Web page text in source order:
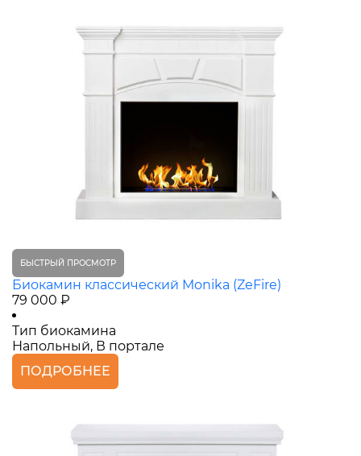
БЫСТРЫЙ ПРОСМОТР
Биокамин классический Monika (ZeFire)
79 000 ₽
Тип биокамина
Напольный, В портале
ПОДРОБНЕЕ